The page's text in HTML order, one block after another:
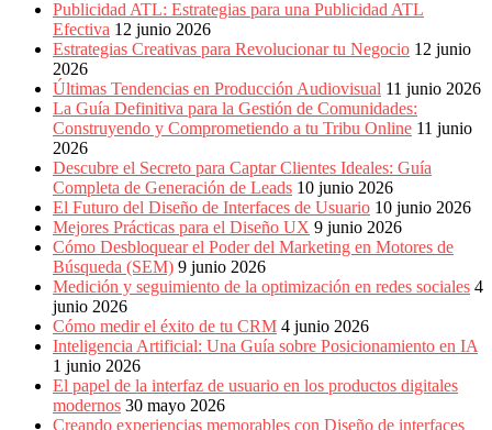
Publicidad ATL: Estrategias para una Publicidad ATL
Efectiva 12 junio 2026
Estrategias Creativas para Revolucionar tu Negocio 12 junio
2026
Últimas Tendencias en Producción Audiovisual 11 junio 2026
La Guía Definitiva para la Gestión de Comunidades:
Construyendo y Comprometiendo a tu Tribu Online 11 junio
2026
Descubre el Secreto para Captar Clientes Ideales: Guía
Completa de Generación de Leads 10 junio 2026
El Futuro del Diseño de Interfaces de Usuario 10 junio 2026
Mejores Prácticas para el Diseño UX 9 junio 2026
Cómo Desbloquear el Poder del Marketing en Motores de
Búsqueda (SEM) 9 junio 2026
Medición y seguimiento de la optimización en redes sociales 4
junio 2026
Cómo medir el éxito de tu CRM 4 junio 2026
Inteligencia Artificial: Una Guía sobre Posicionamiento en IA
1 junio 2026
El papel de la interfaz de usuario en los productos digitales
modernos 30 mayo 2026
Creando experiencias memorables con Diseño de interfaces